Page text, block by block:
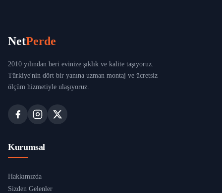
NetPerde
2010 yılından beri evinize şıklık ve kalite taşıyoruz.
Türkiye'nin dört bir yanına uzman montaj ve ücretsiz
ölçüm hizmetiyle ulaşıyoruz.
Kurumsal
Hakkımızda
Sizden Gelenler